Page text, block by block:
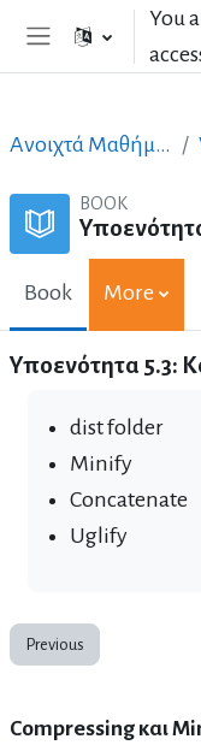
Skip to main content
You
Ανοιχτά Μαθήματα στα Ελληνικά
BOOK
Book More
Υποενότητα 5.3:
dist folder
Minify
Concatenate
Uglify
Previous
Compressing και